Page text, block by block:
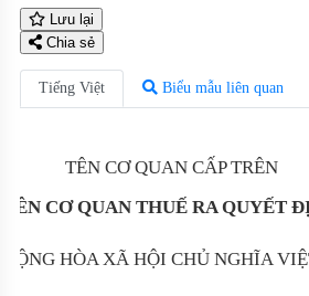
Lưu lại
Chia sẻ
Tiếng Việt Biểu mẫu liên quan
TÊN CƠ QUAN CẤP TRÊN
TÊN CƠ QUAN THUẾ RA QUYẾT
CỘNG HÒA XÃ HỘI CHỦ NGHĨA